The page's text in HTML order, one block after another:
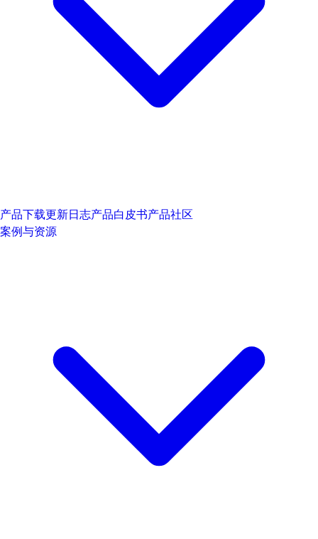
产品下载更新日志产品白皮书产品社区
案例与资源